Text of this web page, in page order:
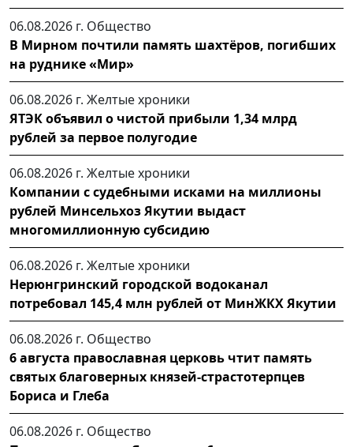
06.08.2026 г. Общество
В Мирном почтили память шахтёров, погибших
на руднике «Мир»
06.08.2026 г. Желтые хроники
ЯТЭК объявил о чистой прибыли 1,34 млрд
рублей за первое полугодие
06.08.2026 г. Желтые хроники
Компании с судебными исками на миллионы
рублей Минсельхоз Якутии выдаст
многомиллионную субсидию
06.08.2026 г. Желтые хроники
Нерюнгринский городской водоканал
потребовал 145,4 млн рублей от МинЖКХ Якутии
06.08.2026 г. Общество
6 августа православная церковь чтит память
святых благоверных князей-страстотерпцев
Бориса и Глеба
06.08.2026 г. Общество